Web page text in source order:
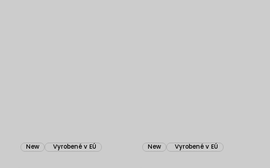
New Vyrobené v EÚ New Vyrobené v EÚ